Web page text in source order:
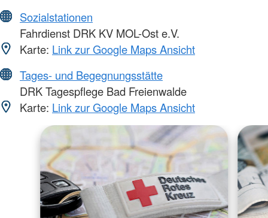
Sozialstationen
Fahrdienst DRK KV MOL-Ost e.V.
Karte: Link zur Google Maps Ansicht
Tages- und Begegnungsstätte
DRK Tagespflege Bad Freienwalde
Karte: Link zur Google Maps Ansicht